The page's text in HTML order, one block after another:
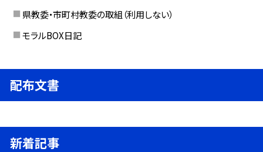
県教委・市町村教委の取組（利用しない）
モラルBOX日記
配布文書
新着記事